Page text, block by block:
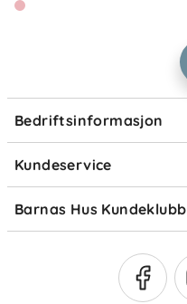
Bedriftsinformasjon
Størrelsesguider
Kundeservice
Ofte stilte spørsmål
Om Klarna
Barnas Hus Kundeklubb
Medlemsvilkår